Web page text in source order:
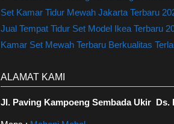
Set Kamar Tidur Mewah Jakarta Terbaru
Jual Tempat Tidur Set Model Ikea Terbaru
Kamar Set Mewah Terbaru Berkualitas
ALAMAT KAMI
Jl. Paving Kampoeng Sembada Ukir Ds.